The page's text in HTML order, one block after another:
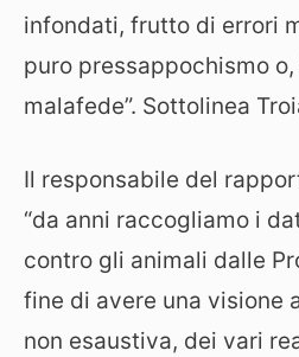
infondati, frutto di errori
puro pressappochismo
malafede”. Sottolinea
Il responsabile del
“da anni raccogliamo i
contro gli animali dalle
fine di avere una visione
non esaustiva, dei vari